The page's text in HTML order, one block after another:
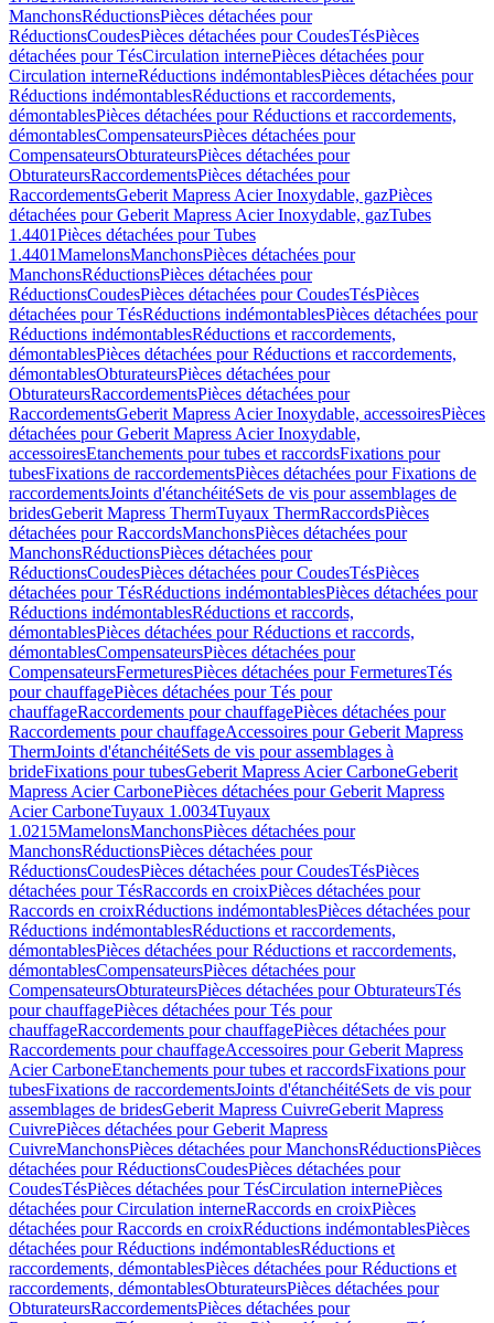
ManchonsRéductionsPièces détachées pour
RéductionsCoudesPièces détachées pour CoudesTésPièces
détachées pour TésCirculation internePièces détachées pour
Circulation interneRéductions indémontablesPièces détachées pour
Réductions indémontablesRéductions et raccordements,
démontablesPièces détachées pour Réductions et raccordements,
démontablesCompensateursPièces détachées pour
CompensateursObturateursPièces détachées pour
ObturateursRaccordementsPièces détachées pour
RaccordementsGeberit Mapress Acier Inoxydable, gazPièces
détachées pour Geberit Mapress Acier Inoxydable, gazTubes
1.4401Pièces détachées pour Tubes
1.4401MamelonsManchonsPièces détachées pour
ManchonsRéductionsPièces détachées pour
RéductionsCoudesPièces détachées pour CoudesTésPièces
détachées pour TésRéductions indémontablesPièces détachées pour
Réductions indémontablesRéductions et raccordements,
démontablesPièces détachées pour Réductions et raccordements,
démontablesObturateursPièces détachées pour
ObturateursRaccordementsPièces détachées pour
RaccordementsGeberit Mapress Acier Inoxydable, accessoiresPièces
détachées pour Geberit Mapress Acier Inoxydable,
accessoiresEtanchements pour tubes et raccordsFixations pour
tubesFixations de raccordementsPièces détachées pour Fixations de
raccordementsJoints d'étanchéitéSets de vis pour assemblages de
bridesGeberit Mapress ThermTuyaux ThermRaccordsPièces
détachées pour RaccordsManchonsPièces détachées pour
ManchonsRéductionsPièces détachées pour
RéductionsCoudesPièces détachées pour CoudesTésPièces
détachées pour TésRéductions indémontablesPièces détachées pour
Réductions indémontablesRéductions et raccords,
démontablesPièces détachées pour Réductions et raccords,
démontablesCompensateursPièces détachées pour
CompensateursFermeturesPièces détachées pour FermeturesTés
pour chauffagePièces détachées pour Tés pour
chauffageRaccordements pour chauffagePièces détachées pour
Raccordements pour chauffageAccessoires pour Geberit Mapress
ThermJoints d'étanchéitéSets de vis pour assemblages à
brideFixations pour tubesGeberit Mapress Acier CarboneGeberit
Mapress Acier CarbonePièces détachées pour Geberit Mapress
Acier CarboneTuyaux 1.0034Tuyaux
1.0215MamelonsManchonsPièces détachées pour
ManchonsRéductionsPièces détachées pour
RéductionsCoudesPièces détachées pour CoudesTésPièces
détachées pour TésRaccords en croixPièces détachées pour
Raccords en croixRéductions indémontablesPièces détachées pour
Réductions indémontablesRéductions et raccordements,
démontablesPièces détachées pour Réductions et raccordements,
démontablesCompensateursPièces détachées pour
CompensateursObturateursPièces détachées pour ObturateursTés
pour chauffagePièces détachées pour Tés pour
chauffageRaccordements pour chauffagePièces détachées pour
Raccordements pour chauffageAccessoires pour Geberit Mapress
Acier CarboneEtanchements pour tubes et raccordsFixations pour
tubesFixations de raccordementsJoints d'étanchéitéSets de vis pour
assemblages de bridesGeberit Mapress CuivreGeberit Mapress
CuivrePièces détachées pour Geberit Mapress
CuivreManchonsPièces détachées pour ManchonsRéductionsPièces
détachées pour RéductionsCoudesPièces détachées pour
CoudesTésPièces détachées pour TésCirculation internePièces
détachées pour Circulation interneRaccords en croixPièces
détachées pour Raccords en croixRéductions indémontablesPièces
détachées pour Réductions indémontablesRéductions et
raccordements, démontablesPièces détachées pour Réductions et
raccordements, démontablesObturateursPièces détachées pour
ObturateursRaccordementsPièces détachées pour